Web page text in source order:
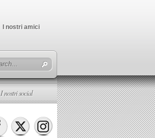
I nostri amici
I nostri social